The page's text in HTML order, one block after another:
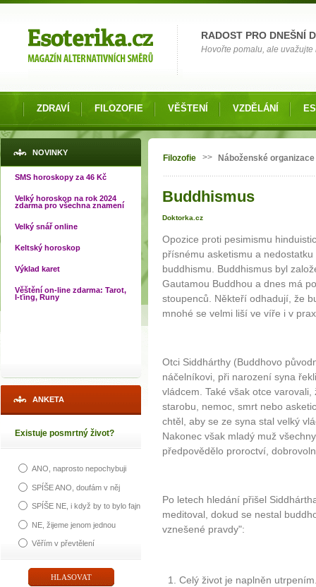
RADOST PRO DNEŠNÍ
Hovořte pomalu, ale uvažujte
ZDRAVÍ FILOZOFIE VĚŠTENÍ VZDĚLÁNÍ
NOVINKY
SMS horoskopy za 46 Kč
Velký horoskop na rok 2024
zdarma pro všechna znamení
Velký snář online
Keltský horoskop
Výklad karet
Věštění on-line zdarma: Tarot,
I-ťing, Runy
ANKETA
Existuje posmrtný život?
ANO, naprosto nepochybuji
SPÍŠE ANO, doufám v něj
SPÍŠE NE, i když by to bylo fajn
NE, žijeme jenom jednou
Věřím v převtělení
Jste zde
Filozofie >> Náboženské organizace
Buddhismus
Doktorka.cz
Opozice proti pesimismu
přísnému asketismu a
buddhismu. Buddhismus byl
Gautamou Buddhou a dnes má
stoupenců. Někteří odhadují, že
mnohé se velmi liší ve víře i v
Otci Siddhárthy (Buddhovo
náčelníkovi, při narození syna
vládcem. Také však otce
starobu, nemoc, smrt nebo
chtěl, aby se ze syna stal velký
Nakonec však mladý muž
předpovědělo proroctví,
Po letech hledání přišel
meditoval, dokud se nestal
vznešené pravdy":
Celý život je naplněn